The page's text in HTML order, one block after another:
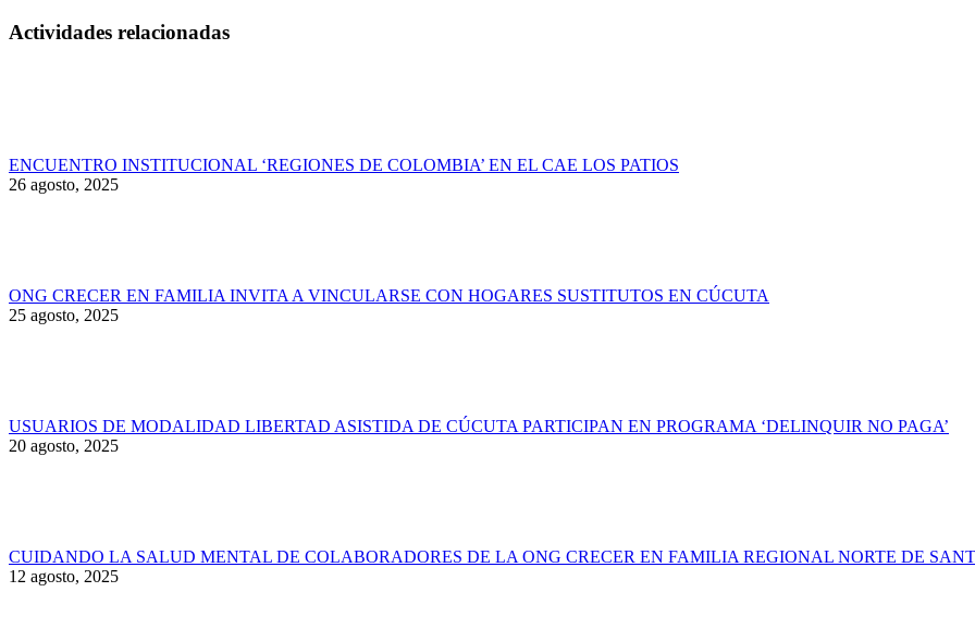
Actividades relacionadas
ENCUENTRO INSTITUCIONAL ‘REGIONES DE COLOMBIA’ EN EL CAE LOS PATIOS
26 agosto, 2025
ONG CRECER EN FAMILIA INVITA A VINCULARSE CON HOGARES SUSTITUTOS EN CÚCUTA
25 agosto, 2025
USUARIOS DE MODALIDAD LIBERTAD ASISTIDA DE CÚCUTA PARTICIPAN EN PROGRAMA ‘DELINQUIR NO PAGA’
20 agosto, 2025
CUIDANDO LA SALUD MENTAL DE COLABORADORES DE LA ONG CRECER EN FAMILIA REGIONAL NORTE DE
12 agosto, 2025